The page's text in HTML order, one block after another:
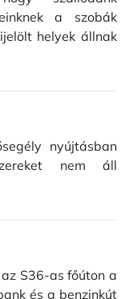
a szobák
helyek állnak
nyújtásban
nem áll
S36-as főúton a
és a benzinkút